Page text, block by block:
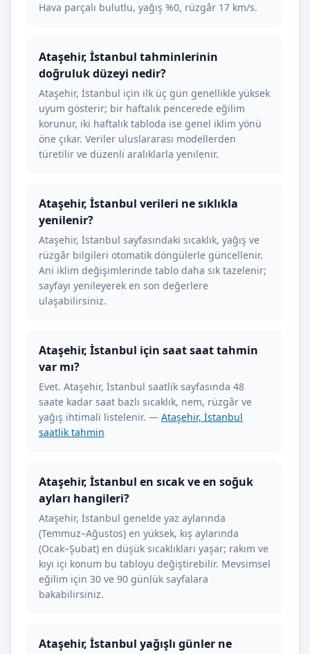
Hava parçalı bulutlu, yağış %0, rüzgâr 17 km/s.
Ataşehir, İstanbul tahminlerinin
doğruluk düzeyi nedir?
Ataşehir, İstanbul için ilk üç gün genellikle yüksek
uyum gösterir; bir haftalık pencerede eğilim
korunur, iki haftalık tabloda ise genel iklim yönü
öne çıkar. Veriler uluslararası modellerden
türetilir ve düzenli aralıklarla yenilenir.
Ataşehir, İstanbul verileri ne sıklıkla
yenilenir?
Ataşehir, İstanbul sayfasındaki sıcaklık, yağış ve
rüzgâr bilgileri otomatik döngülerle güncellenir.
Ani iklim değişimlerinde tablo daha sık tazelenir;
sayfayı yenileyerek en son değerlere
ulaşabilirsiniz.
Ataşehir, İstanbul için saat saat tahmin
var mı?
Evet. Ataşehir, İstanbul saatlik sayfasında 48
saate kadar saat bazlı sıcaklık, nem, rüzgâr ve
yağış ihtimali listelenir. — Ataşehir, İstanbul
saatlik tahmin
Ataşehir, İstanbul en sıcak ve en soğuk
ayları hangileri?
Ataşehir, İstanbul genelde yaz aylarında
(Temmuz–Ağustos) en yüksek, kış aylarında
(Ocak–Şubat) en düşük sıcaklıkları yaşar; rakım ve
kıyı içi konum bu tabloyu değiştirebilir. Mevsimsel
eğilim için 30 ve 90 günlük sayfalara
bakabilirsiniz.
Ataşehir, İstanbul yağışlı günler ne